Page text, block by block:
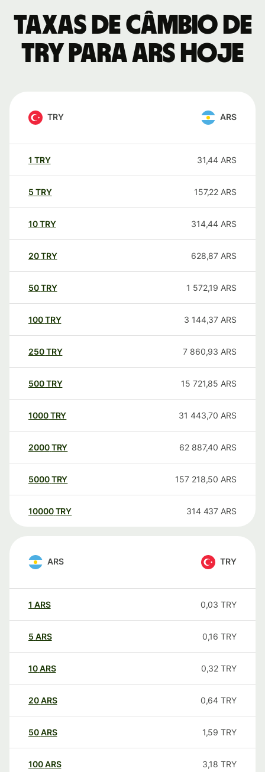
Taxas de câmbio de
TRY para ARS hoje
TRY ARS
1 TRY 31,44 ARS
5 TRY 157,22 ARS
10TRY 314,44 ARS
20TRY 628,87 ARS
50TRY 1 572,19 ARS
100TRY 3 144,37 ARS
250TRY 7 860,93 ARS
500TRY 15 721,85 ARS
1000TRY 31 443,70 ARS
2000TRY 62 887,40 ARS
5000TRY 157 218,50 ARS
10000 TRY 314 437 ARS
ARS TRY
1 ARS 0,03 TRY
5 ARS 0,16 TRY
10ARS 0,32 TRY
20ARS 0,64 TRY
50ARS 1,59 TRY
100ARS 3,18 TRY